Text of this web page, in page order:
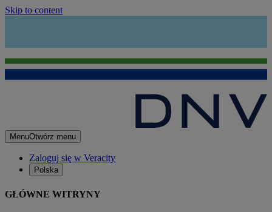
Skip to content
MenuOtwórz menu
Zaloguj się w Veracity
Polska
GŁÓWNE WITRYNY